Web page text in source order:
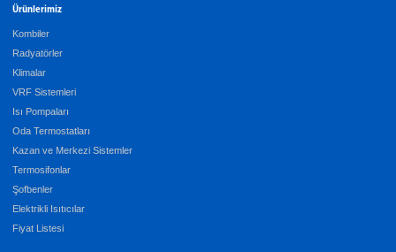
Ürünlerimiz
Kombiler
Radyatörler
Klimalar
VRF Sistemleri
Isı Pompaları
Oda Termostatları
Kazan ve Merkezi Sistemler
Termosifonlar
Şofbenler
Elektrikli Isıtıcılar
Fiyat Listesi